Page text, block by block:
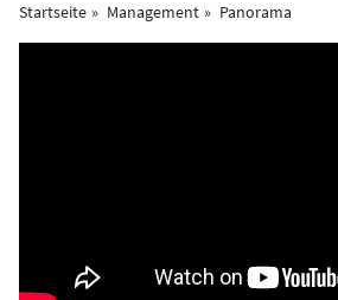
Startseite Management Panorama